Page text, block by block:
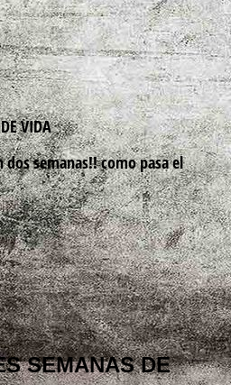
VIDA
semanas!! como pasa el
SEMANAS DE